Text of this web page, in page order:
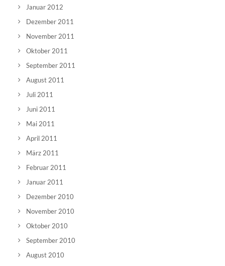
Januar 2012
Dezember 2011
November 2011
Oktober 2011
September 2011
August 2011
Juli 2011
Juni 2011
Mai 2011
April 2011
März 2011
Februar 2011
Januar 2011
Dezember 2010
November 2010
Oktober 2010
September 2010
August 2010